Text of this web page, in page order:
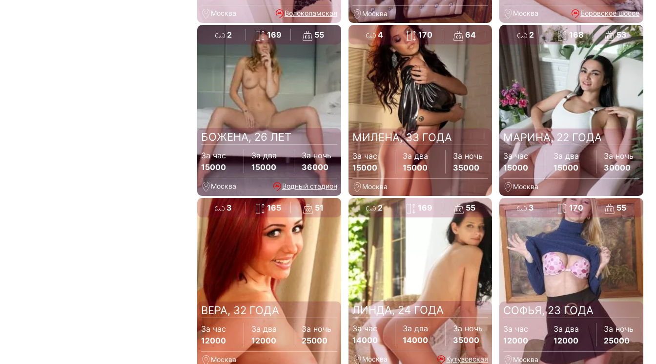
Москва Волоколамская Москва Москва Боровское шоссе
2 169 55
БОЖЕНА, 26 ЛЕТ
За час
15000
За два
15000
За ночь
36000
Москва Водный стадион
4 170 64
МИЛЕНА, 33 ГОДА
За час
15000
За два
15000
За ночь
35000
Москва
2 168 53
МАРИНА, 22 ГОДА
За час
15000
За два
15000
За ночь
30000
Москва
3 165 51
ВЕРА, 32 ГОДА
За час
12000
За два
12000
За ночь
25000
Москва
2 169 55
ЛИНДА, 24 ГОДА
За час
14000
За два
14000
За ночь
35000
Москва Кутузовская
3 170 55
СОФЬЯ, 23 ГОДА
За час
12000
За два
12000
За ночь
25000
Москва